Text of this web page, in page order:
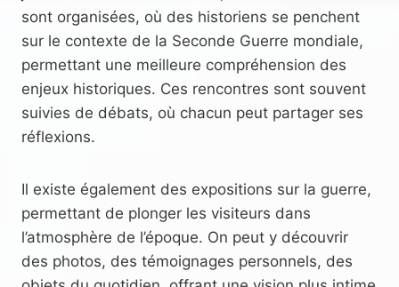
sont organisées, où des historiens se penchent
sur le contexte de la Seconde Guerre mondiale,
permettant une meilleure compréhension des
enjeux historiques. Ces rencontres sont souvent
suivies de débats, où chacun peut partager ses
réflexions.
Il existe également des expositions sur la guerre,
permettant de plonger les visiteurs dans
l’atmosphère de l’époque. On peut y découvrir
des photos, des témoignages personnels, des